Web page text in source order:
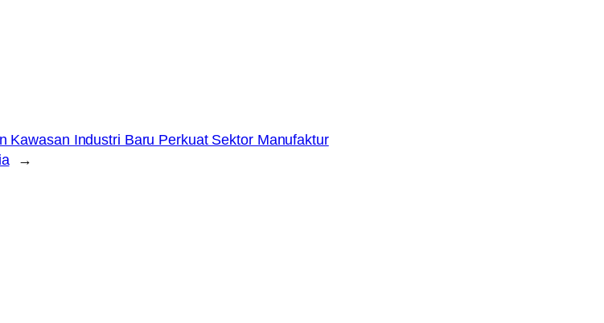
Kawasan Industri Baru Perkuat Sektor Manufaktur
→